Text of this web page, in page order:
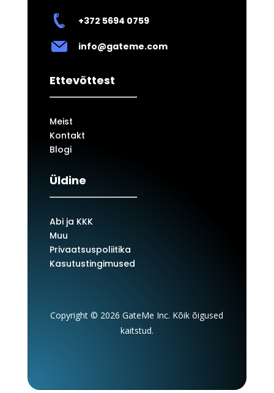
+372 5694 0759
info@gateme.com
Ettevõttest
Meist
Kontakt
Blogi
Üldine
Abi ja KKK
Muu
Privaatsuspoliitika
Kasutustingimused
Copyright © 2026 GateMe Inc. Kõik õigused
kaitstud.